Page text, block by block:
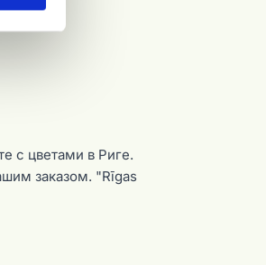
с цветами в Риге.
заказом. "Rīgas